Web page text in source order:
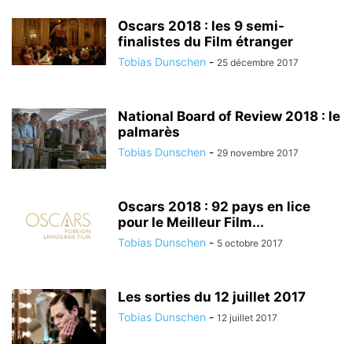
Oscars 2018 : les 9 semi-
finalistes du Film étranger
Tobias Dunschen - 25 décembre 2017
National Board of Review 2018 : le
palmarès
Tobias Dunschen - 29 novembre 2017
Oscars 2018 : 92 pays en lice
pour le Meilleur Film...
Tobias Dunschen - 5 octobre 2017
Les sorties du 12 juillet 2017
Tobias Dunschen - 12 juillet 2017